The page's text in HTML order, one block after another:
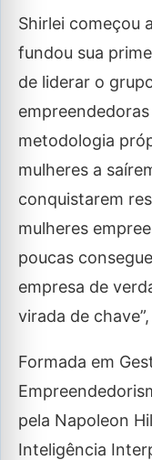
Shirlei começou
fundou sua
de liderar o
metodologia
mulheres a
conquistarem
mulheres
poucas
empresa de
virada de
Formada em
pela Napoleon
Inteligência